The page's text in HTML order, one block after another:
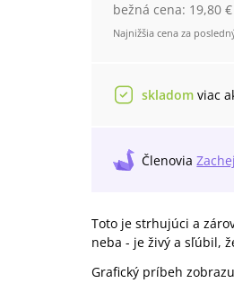
bežná cena: 19,80 €
Najnižšia cena za
skladom viac
Členovia
Toto je strhujúci a
neba - je živý a sľúbil,
Grafický príbeh